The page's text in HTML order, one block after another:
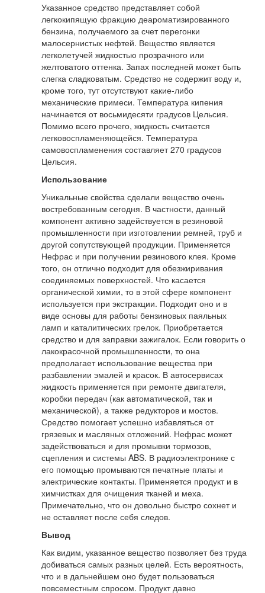
Указанное средство представляет собой
легкокипящую фракцию деароматизированного
бензина, получаемого за счет перегонки
малосернистых нефтей. Вещество является
легколетучей жидкостью прозрачного или
желтоватого оттенка. Запах последней может быть
слегка сладковатым. Средство не содержит воду и,
кроме того, тут отсутствуют какие-либо
механические примеси. Температура кипения
начинается от восьмидесяти градусов Цельсия.
Помимо всего прочего, жидкость считается
легковоспламеняющейся. Температура
самовоспламенения составляет 270 градусов
Цельсия.
Использование
Уникальные свойства сделали вещество очень
востребованным сегодня. В частности, данный
компонент активно задействуется в резиновой
промышленности при изготовлении ремней, труб и
другой сопутствующей продукции. Применяется
Нефрас и при получении резинового клея. Кроме
того, он отлично подходит для обезжиривания
соединяемых поверхностей. Что касается
органической химии, то в этой сфере компонент
используется при экстракции. Подходит оно и в
виде основы для работы бензиновых паяльных
ламп и каталитических грелок. Приобретается
средство и для заправки зажигалок. Если говорить о
лакокрасочной промышленности, то она
предполагает использование вещества при
разбавлении эмалей и красок. В автосервисах
жидкость применяется при ремонте двигателя,
коробки передач (как автоматической, так и
механической), а также редукторов и мостов.
Средство помогает успешно избавляться от
грязевых и масляных отложений. Нефрас может
задействоваться и для промывки тормозов,
сцепления и системы ABS. В радиоэлектронике с
его помощью промываются печатные платы и
электрические контакты. Применяется продукт и в
химчистках для очищения тканей и меха.
Примечательно, что он довольно быстро сохнет и
не оставляет после себя следов.
Вывод
Как видим, указанное вещество позволяет без труда
добиваться самых разных целей. Есть вероятность,
что и в дальнейшем оно будет пользоваться
повсеместным спросом. Продукт давно